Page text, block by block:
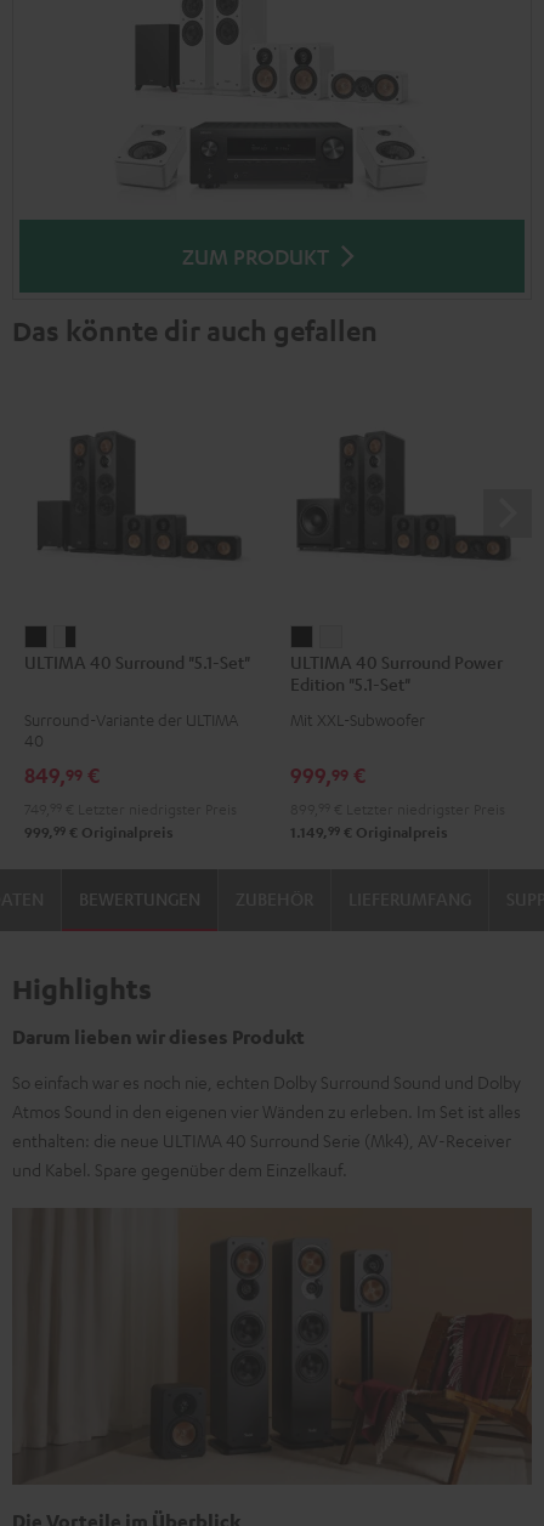
ZUM PRODUKT
Das könnte dir auch gefallen
40
"5.1-
Schwarz
40
"5.1-
Weiß
Schwarz
ULTIMA 40 Surround "5.1-Set"
Surround-Variante der ULTIMA
40
849,99 €
999, 99 € Originalpreis
40
Surround
Power
"5.1-
Schwarz
40
Surround
Power
"5.1-
Weiß
ULTIMA 40 Surround Power
Edition "5.1-Set"
Mit XXL-Subwoofer
999,99 €
1.149, 99 € Originalpreis
BEWERTUNGEN
Highlights
Darum lieben wir dieses Produkt
So einfach war es noch nie, echten Dolby Surround Sound und Dolby
Atmos Sound in den eigenen vier Wänden zu erleben. Im Set ist alles
enthalten: die neue ULTIMA 40 Surround Serie (Mk4), AV-Receiver
und Kabel. Spare gegenüber dem Einzelkauf.